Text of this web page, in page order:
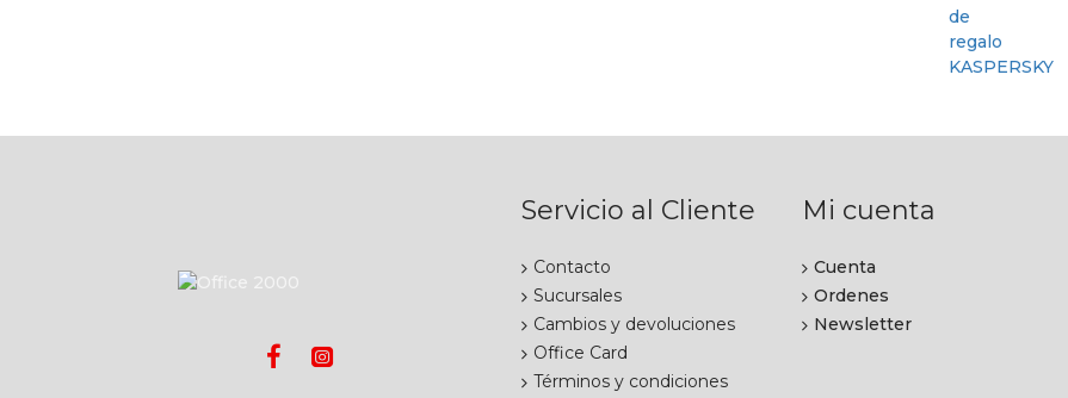
Servicio al Cliente
Contacto
Sucursales
Cambios y devoluciones
Office Card
Términos y condiciones
Mi cuenta
Cuenta
Ordenes
Newsletter